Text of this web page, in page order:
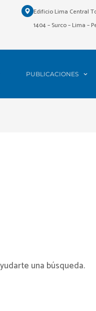
Edificio Lima Central
1404 – Surco – Lima –
PUBLICACIONES
una búsqueda.